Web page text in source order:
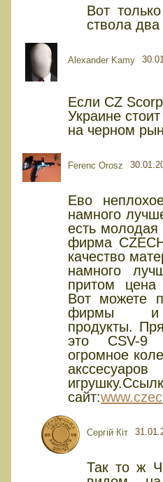
Вот
ствола два
Alexander Kamy
Если CZ
Украине
на черном
Ferenc Orosz
Ево
намного
есть молодая
фирма
качество
намного
притом
Вот можете
фирмы и
продукты.
это CSV-
огромное
сайт:
Сергій Кіт
Так то ж